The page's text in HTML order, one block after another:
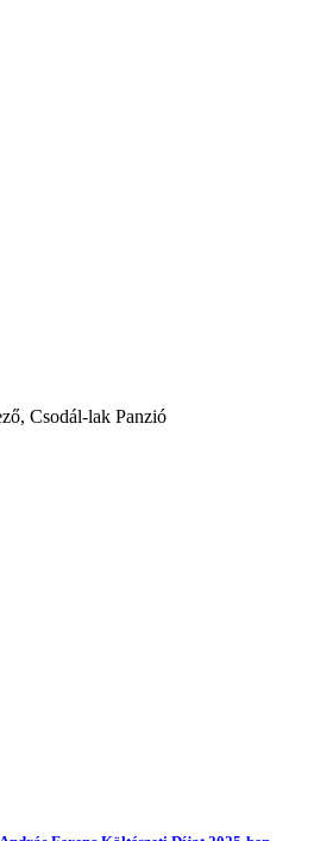
Csodál-lak Panzió